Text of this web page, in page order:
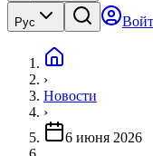
Рус
›
Новости
›
6 июня 2026